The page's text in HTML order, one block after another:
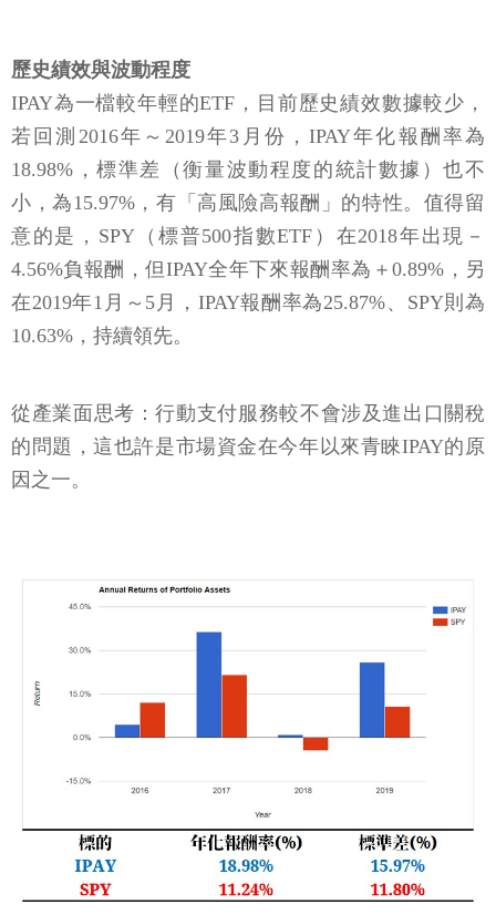
歷史績效與波動程度
IPAY為一檔較年輕的ETF，目前歷史績效數據較少，
若回測2016年～2019年3月份，IPAY年化報酬率為
18.98%，標準差（衡量波動程度的統計數據）也不
小，為15.97%，有「高風險高報酬」的特性。值得留
意的是，SPY（標普500指數ETF）在2018年出現－
4.56%負報酬，但IPAY全年下來報酬率為＋0.89%，另
在2019年1月～5月，IPAY報酬率為25.87%、SPY則為
10.63%，持續領先。
從產業面思考：行動支付服務較不會涉及進出口關稅
的問題，這也許是市場資金在今年以來青睞IPAY的原
因之一。